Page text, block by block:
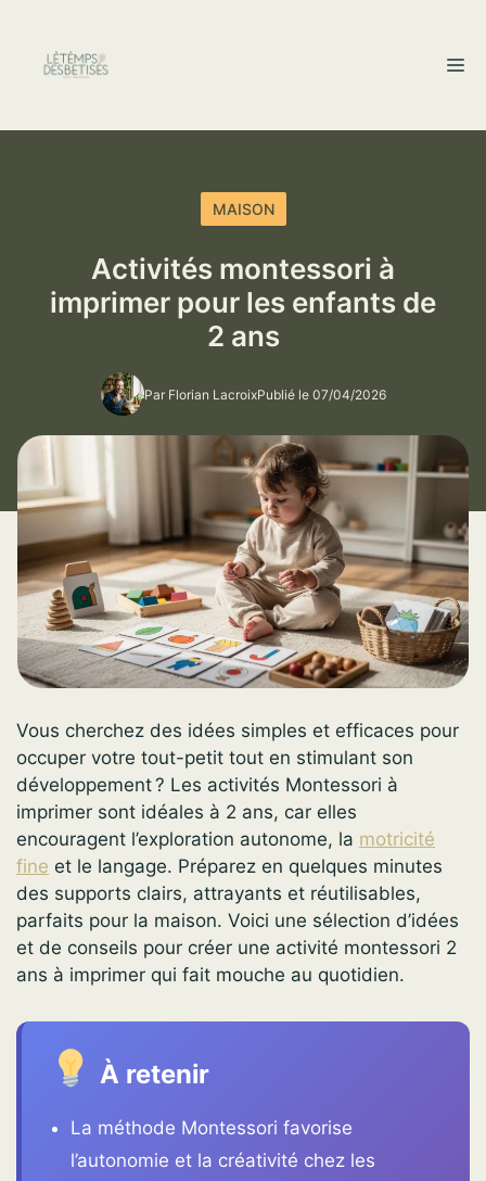
contenu
MAISON
Activités montessori à
imprimer pour les enfants de
2 ans
Par Florian LacroixPublié le 07/04/2026
Vous cherchez des idées simples et efficaces pour
occuper votre tout-petit tout en stimulant son
développement ? Les activités Montessori à
imprimer sont idéales à 2 ans, car elles
encouragent l’exploration autonome, la motricité
fine et le langage. Préparez en quelques minutes
des supports clairs, attrayants et réutilisables,
parfaits pour la maison. Voici une sélection d’idées
et de conseils pour créer une activité montessori 2
ans à imprimer qui fait mouche au quotidien.
À retenir
La méthode Montessori favorise
l’autonomie et la créativité chez les